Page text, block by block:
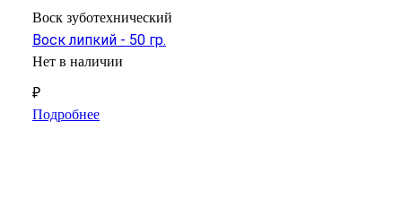
Воск зуботехнический
Воск липкий - 50 гр.
Нет в наличии
₽
Подробнее